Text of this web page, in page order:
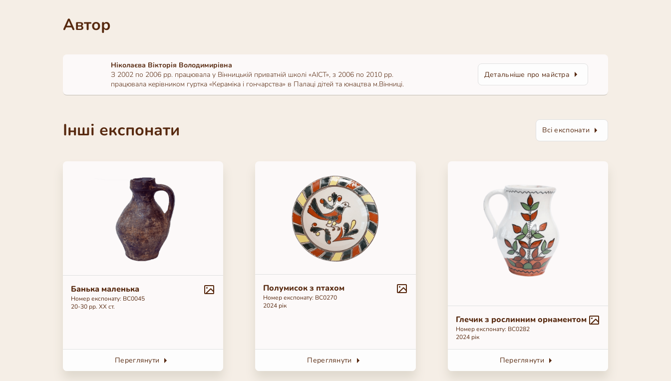
Автор
Ніколаєва Вікторія Володимирівна
З 2002 по 2006 рр. працювала у Вінницькій приватній школі «АІСТ», з 2006 по 2010 рр.
працювала керівником гуртка «Кераміка і гончарства» в Палаці дітей та юнацтва м.Вінниці.
Детальніше про майстра
Інші експонати Всі експонати
Банька маленька
Номер експонату: BC0045
20-30 рр. ХХ ст.
Переглянути
Полумисок з птахом
Номер експонату: ВС0270
2024 рік
Переглянути
Глечик з рослинним орнаментом
Номер експонату: ВС0282
2024 рік
Переглянути